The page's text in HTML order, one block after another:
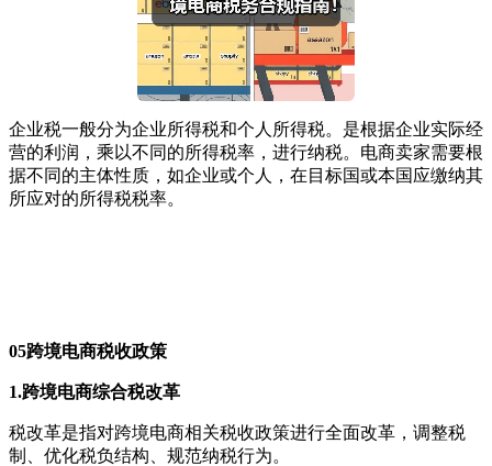
企业税一般分为企业所得税和个人所得税。是根据企业实际经
营的利润，乘以不同的所得税率，进行纳税。电商卖家需要根
据不同的主体性质，如企业或个人，在目标国或本国应缴纳其
所应对的所得税税率。
05跨境电商税收政策
1.跨境电商综合税改革
税改革是指对跨境电商相关税收政策进行全面改革，调整税
制、优化税负结构、规范纳税行为。